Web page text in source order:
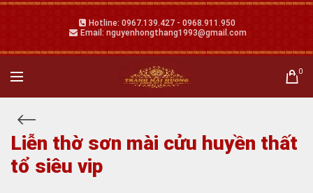
Hotline: 0967.139.427 - 0968.911.950
Email: nguyenhongthang1993@gmail.com
0
Liễn thờ sơn mài cửu huyền thất
tổ siêu vip